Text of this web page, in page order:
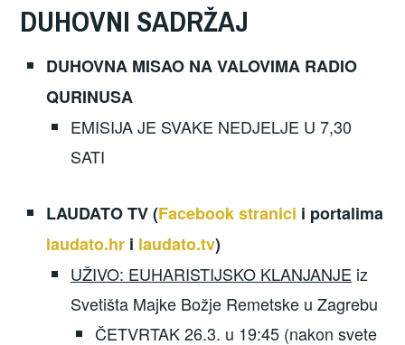
DUHOVNI SADRŽAJ
DUHOVNA MISAO NA VALOVIMA RADIO
QURINUSA
EMISIJA JE SVAKE NEDJELJE U 7,30
SATI
LAUDATO TV (Facebook stranici i portalima
laudato.hr i laudato.tv)
UŽIVO: EUHARISTIJSKO KLANJANJE iz
Svetišta Majke Božje Remetske u Zagrebu
ČETVRTAK 26.3. u 19:45 (nakon svete